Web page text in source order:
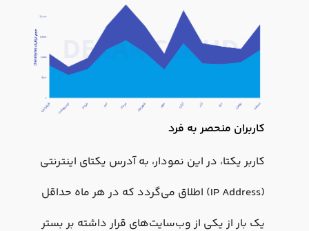
کاربران منحصر به فرد
کاربر یکتا، در این نمودار، به آدرس یکتای اینترنتی
(IP Address) اطلاق می‌گردد که در هر ماه حداقل
یک بار از یکی از وب‌سایت‌های قرار داشته بر بستر